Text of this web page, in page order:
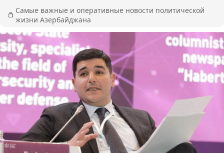
Самые важные и оперативные новости политической
жизни Азербайджана